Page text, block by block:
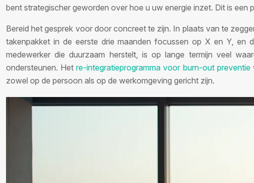
bent strategischer geworden over hoe u uw energie inzet. Dit is een
Bereid het gesprek voor door concreet te zijn. In plaats van te
takenpakket in de eerste drie maanden focussen op X en Y, en
medewerker die duurzaam herstelt, is op lange termijn veel
ondersteunen. Hetre-integratieprogramma voor burn-out preventie
zowel op de persoon als op de werkomgeving gericht zijn.